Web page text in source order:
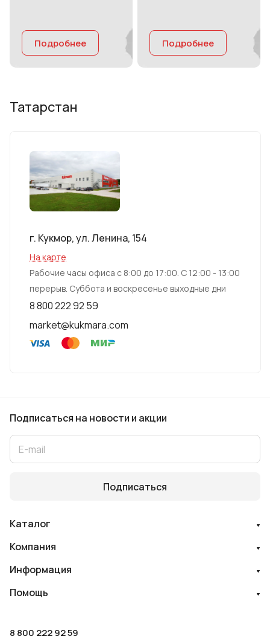
Подробнее Подробнее
Татарстан
г. Кукмор, ул. Ленина, 154
На карте
Рабочие часы офиса с 8:00 до 17:00. С 12:00 - 13:00
перерыв. Суббота и воскресенье выходные дни
8 800 222 92 59
market@kukmara.com
Подписаться на новости и акции
Подписаться
Каталог
Компания
Информация
Помощь
8 800 222 92 59